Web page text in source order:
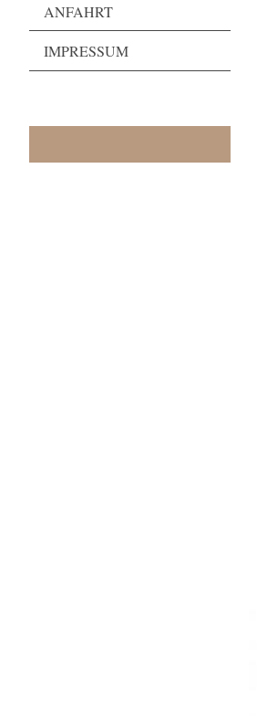
ANFAHRT
IMPRESSUM